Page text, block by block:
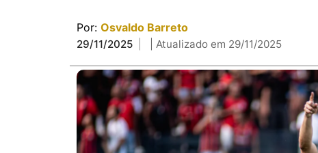
Por: Osvaldo Barreto
29/11/2025 | Atualizado em 29/11/2025